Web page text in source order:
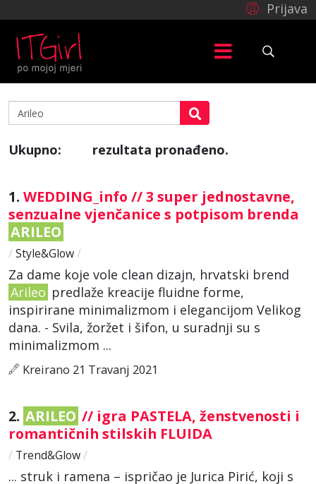
Prijava
Ukupno: rezultata pronađeno.
1. WEDDING_info // 3 super jednostavne,
senzualne vjenčanice s potpisom brenda
ARILEO
/ Style&Glow/
Za dame koje vole clean dizajn, hrvatski brend
Arileo predlaže kreacije fluidne forme,
inspirirane minimalizmom i elegancijom Velikog
dana. - Svila, žoržet i šifon, u suradnji su s
minimalizmom ...
Kreirano 21 Travanj 2021
2. ARILEO // igra PASTELA, ženstvenosti i
romantičnih stilskih FLUIDA
/ Trend&Glow/
... struk i ramena – ispričao je Jurica Pirić, koji s